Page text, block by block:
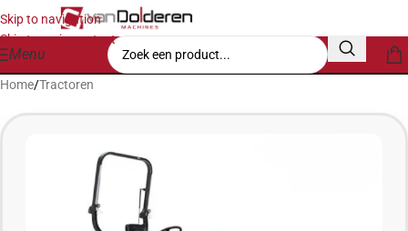
Skip to navigation
Skip to main content
Menu
Home/Tractoren